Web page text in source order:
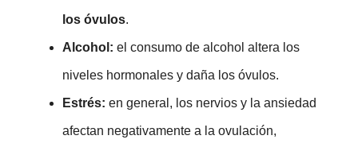
los óvulos.
Alcohol: el consumo de alcohol altera los
niveles hormonales y daña los óvulos.
Estrés: en general, los nervios y la ansiedad
afectan negativamente a la ovulación,